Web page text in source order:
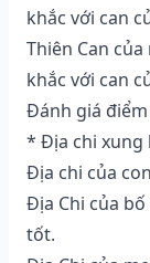
khắc với can
Thiên Can
khắc với can
Đánh giá
* Địa chi xung
Địa chi của
Địa Chi của
tốt.